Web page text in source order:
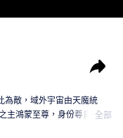
為敵，域外宇宙由天魔統
主鴻蒙至尊，身份尊貴，屬
全部